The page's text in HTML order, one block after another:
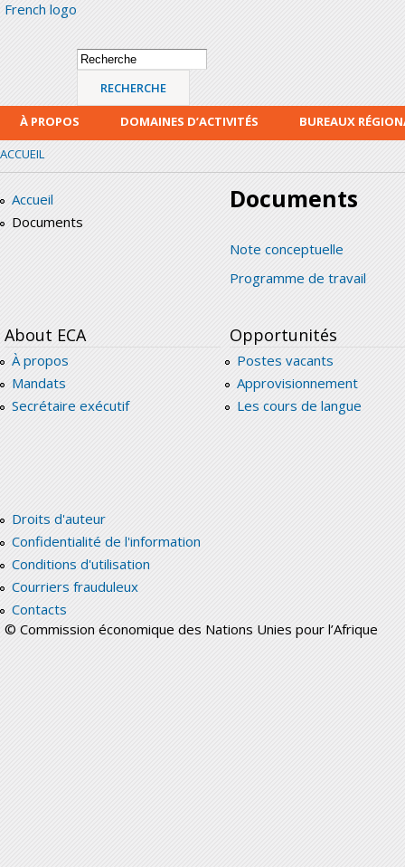
French logo
Formulaire de
recherche
Recherche
À PROPOS DOMAINES D’ACTIVITÉS
BUREAUX
ACCUEIL
Accueil
Documents
Documents
Note conceptuelle
Programme de travail
About ECA
À propos
Mandats
Secrétaire exécutif
Opportunités
Postes vacants
Approvisionnement
Les cours de langue
Droits d'auteur
Confidentialité de l'information
Conditions d'utilisation
Courriers frauduleux
Contacts
© Commission économique des Nations Unies pour l’Afrique